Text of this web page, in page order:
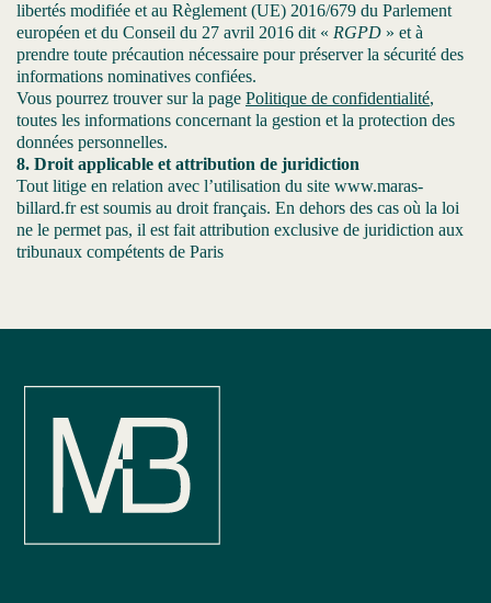
libertés modifiée et au Règlement (UE) 2016/679 du Parlement
européen et du Conseil du 27 avril 2016 dit « RGPD » et à
prendre toute précaution nécessaire pour préserver la sécurité des
informations nominatives confiées.
Vous pourrez trouver sur la page Politique de confidentialité,
toutes les informations concernant la gestion et la protection des
données personnelles.
8. Droit applicable et attribution de juridiction
Tout litige en relation avec l’utilisation du site www.maras-
billard.fr est soumis au droit français. En dehors des cas où la loi
ne le permet pas, il est fait attribution exclusive de juridiction aux
tribunaux compétents de Paris